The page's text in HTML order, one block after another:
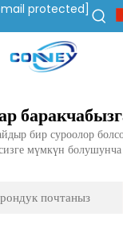
protected]
бир суроолор
мүмкүн болушунча